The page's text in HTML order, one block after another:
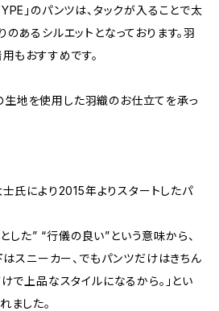
」のパンツは、タックが入ることで太
あるシルエットとなっております。羽
もおすすめです。
地を使用した羽織のお仕立てを承っ
氏により2015年よりスタートしたパ
した” “行儀の良い”という意味から、
はスニーカー、でもパンツだけはきちん
で上品なスタイルになるから。」とい
ました。